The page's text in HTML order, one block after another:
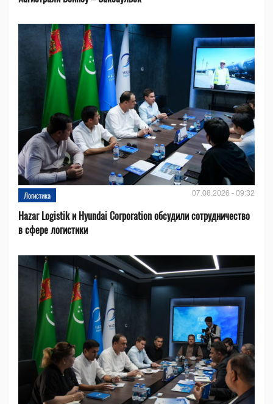
Логистика 07.08.2026 - 09:32
Hazar Logistik и Hyundai Corporation обсудили сотрудничество
в сфере логистики